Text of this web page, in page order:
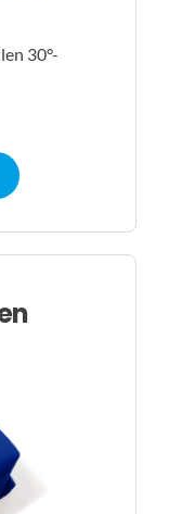
30°-